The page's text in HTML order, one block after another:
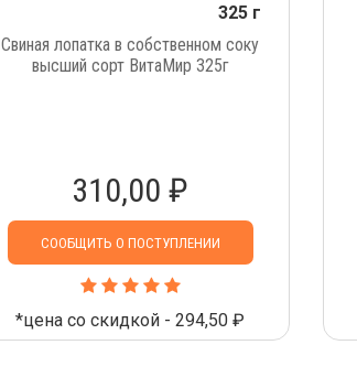
325 г
Свиная лопатка в собственном соку
высший сорт ВитаМир 325г
310,00 ₽
СООБЩИТЬ О ПОСТУПЛЕНИИ
*цена со скидкой - 294,50 ₽